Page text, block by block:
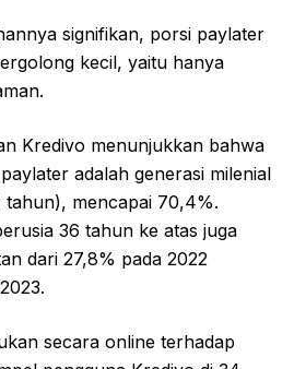
signifikan, porsi paylater
kecil, yaitu hanya
Kredivo menunjukkan bahwa
adalah generasi milenial
tahun), mencapai 70,4%.
36 tahun ke atas juga
dari 27,8% pada 2022
secara online terhadap